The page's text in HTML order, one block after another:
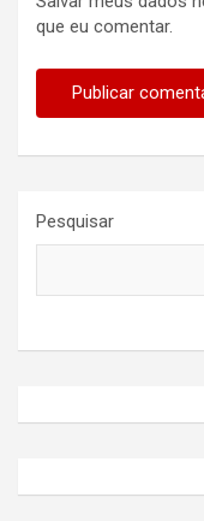
que eu comentar.
Pesquisar